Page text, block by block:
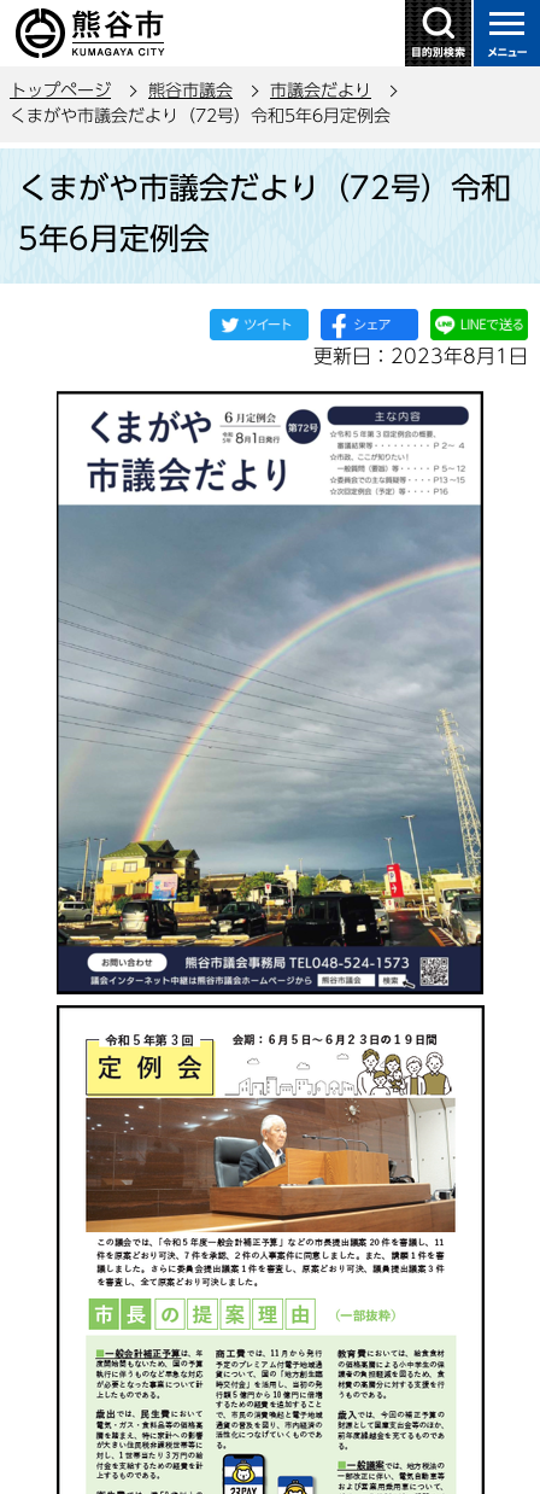
の
す
トップページ 熊谷市議会
市議会だより
くまがや市議会だより（72号）令和5年6月定例会
か
くまがや市議会だより（72号）令和
5年6月定例会
更新日：2023年8月1日